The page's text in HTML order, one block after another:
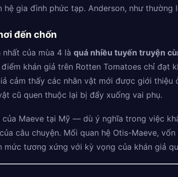
hệ gia đình phức tạp. Anderson, như thường
đến chốn
của mùa 4 là quá nhiều tuyến truyện
điểm khán giả trên Rotten Tomatoes chỉ
cảm thấy các nhân vật mới được giới
cũ quen thuộc lại bị đẩy xuống vai phụ.
của Maeve tại Mỹ — dù ý nghĩa trong việc
câu chuyện. Mối quan hệ Otis-Maeve,
mức tương xứng với kỳ vọng của khán giả